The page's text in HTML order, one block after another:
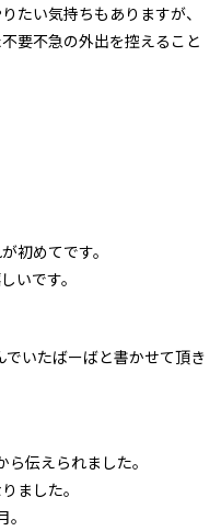
たい気持ちもありますが、
要不急の外出を控えること
初めてです。
いです。
いたばーばと書かせて頂き
伝えられました。
ました。